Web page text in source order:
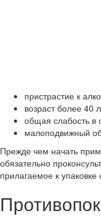
пристрастие к
возраст более 40
общая слабость в
малоподвижный
Прежде чем начать
обязательно
прилагаемое к упаковке